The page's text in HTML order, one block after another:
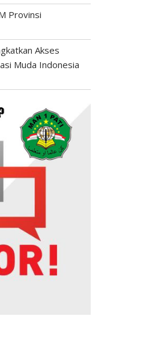
Provinsi
Akses
Muda Indonesia